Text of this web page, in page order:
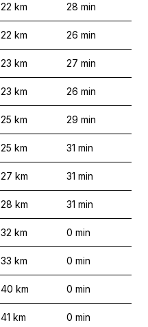
22 km 28 min
22 km 26 min
23 km 27 min
23 km 26 min
25 km 29 min
25 km 31 min
27 km 31 min
28 km 31 min
32 km 0 min
33 km 0 min
40 km 0 min
41 km 0 min